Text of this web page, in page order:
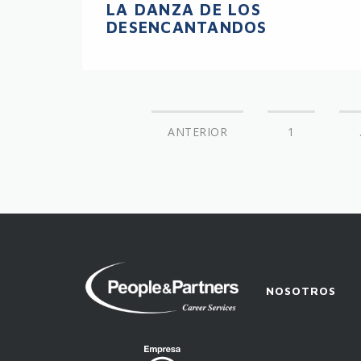
LA DANZA DE LOS
DESENCANTANDOS
ANTERIOR 1
People
&
Partners
NOSOTROS